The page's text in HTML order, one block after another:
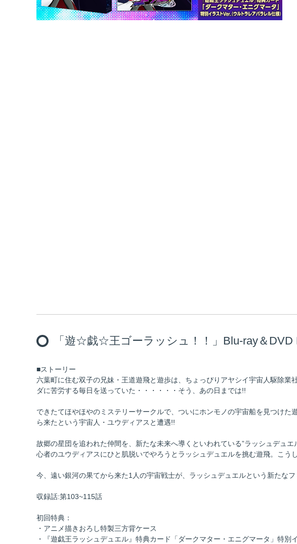
「遊☆戯☆王ゴーラッシュ！！」Blu-ray＆DVD
■ストーリー
六葉町に住む双子の兄妹・王道遊飛と遊歩は、ちょっぴりアヤシイ宇宙人駆除
ダに苦労する毎日を送っていた・・・・・・そう、あの日までは!!
できたてほやほやのミステリーサークルで、ついにホンモノの宇宙船を見つけ
ら来たという宇宙人・ユウディアスと遭遇!!
故郷の星団を追われた仲間を、新たな未来へ導くといわれている”ラッシュデュ
心者のユウディアスにひと肌脱いでやろうとラッシュデュエルを挑む遊飛。こ
今、遠い銀河の果てから来た1人の宇宙戦士が、ラッシュデュエルという新たな
収録話:第103~115話
初回特典：
・アニメ描きおろし特製三方背ケース
・『遊戯王ラッシュデュエル』特典カード「ダークマター・エニグマータ」特別